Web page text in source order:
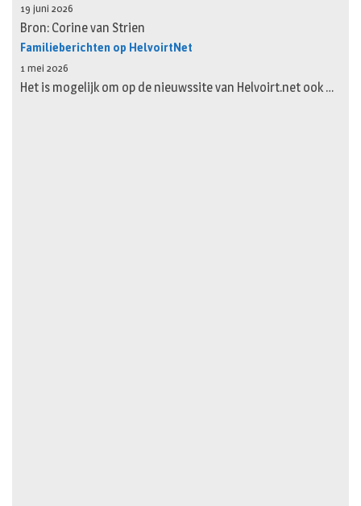
19 juni 2026
Bron: Corine van Strien
Familieberichten op HelvoirtNet
1 mei 2026
Het is mogelijk om op de nieuwssite van Helvoirt.net ook …